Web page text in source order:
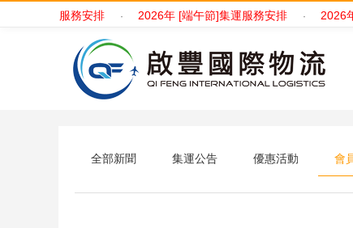
日]集運服務安排 2026年 [端午節]集運服務安排 2026
全部新聞 集運公告 優惠活動 會